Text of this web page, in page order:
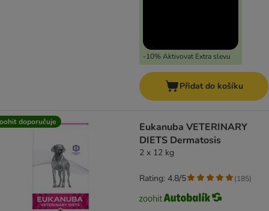
-10% Aktivovat Extra slevu
Přidat do košíku
doporučuje
Eukanuba VETERINARY
DIETS Dermatosis
2 x 12 kg
Rating: 4.8/5 (185)